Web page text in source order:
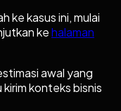
ke kasus ini, mulai
kehalaman
awal yang
kirim konteks bisnis